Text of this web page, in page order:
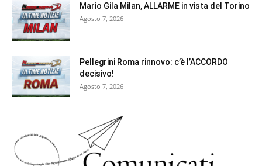
Mario Gila Milan, ALLARME in vista del Torino
Agosto 7, 2026
Pellegrini Roma rinnovo: c’è l’ACCORDO
decisivo!
Agosto 7, 2026